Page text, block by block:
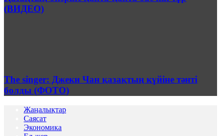
(ВИДЕО)
The singer: Джеки Чан қазақтың күйіне тәнті
болды (ФОТО)
Жаңалықтар
Саясат
Экономика